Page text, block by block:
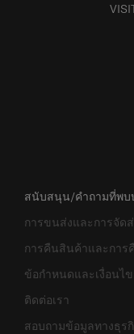
สนับสนุน/คำถามที่พบ
การขนส่งและการจัด
การคืนสินค้าและการ
ข้อกำหนดและเงื่อนไ
ติดต่อเรา
สอบถามข้อมูลทางธุร